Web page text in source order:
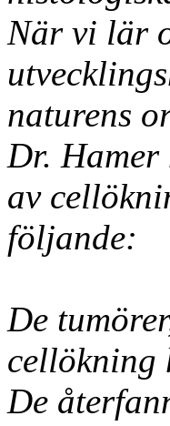
När vi lär
naturens
Dr. Hamer
av
följande:
De
De